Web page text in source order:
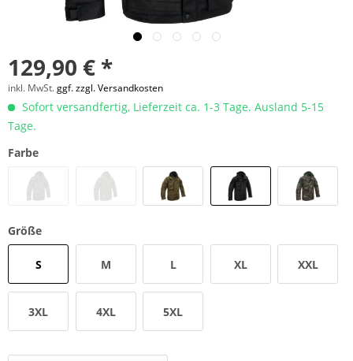
129,90 € *
inkl. MwSt.ggf. zzgl. Versandkosten
Sofort versandfertig, Lieferzeit ca. 1-3 Tage. Ausland 5-15
Tage.
Farbe
Größe
S M L XL XXL
3XL 4XL 5XL